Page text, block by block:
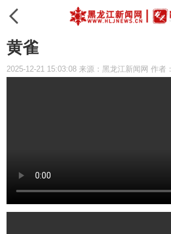
黄雀
2025-12-21 15:03:08 来源：黑龙江新闻网 作者：